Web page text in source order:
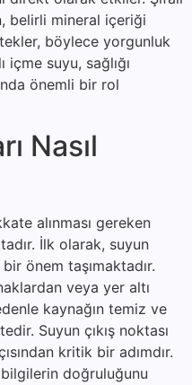
belirli mineral içeriği
böylece yorgunluk
içme suyu, sağlığı
önemli bir rol
Nasıl
alınması gereken
İlk olarak, suyun
önem taşımaktadır.
veya yer altı
kaynağın temiz ve
Suyun çıkış noktası
kritik bir adımdır.
doğruluğunu